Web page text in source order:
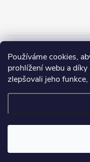
Používáme cookies,
prohlížení webu a
zlepšovali jeho
Copyright 2026ZERP